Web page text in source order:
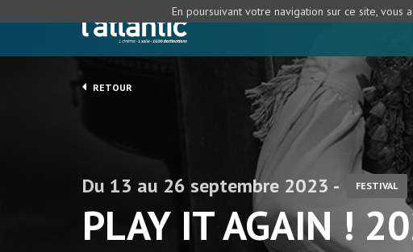
RETOUR
Du 13 au 26 septembre 2023 - FESTIVAL
PLAY IT AGAIN !
En poursuivant votre navigation sur ce site, vous